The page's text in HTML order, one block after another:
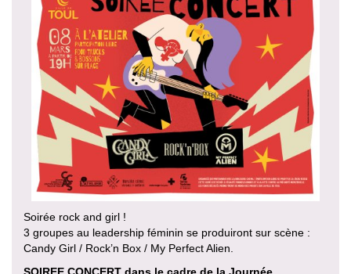
Soirée rock and girl !
3 groupes au leadership féminin se produiront sur scène :
Candy Girl / Rock’n Box / My Perfect Alien.